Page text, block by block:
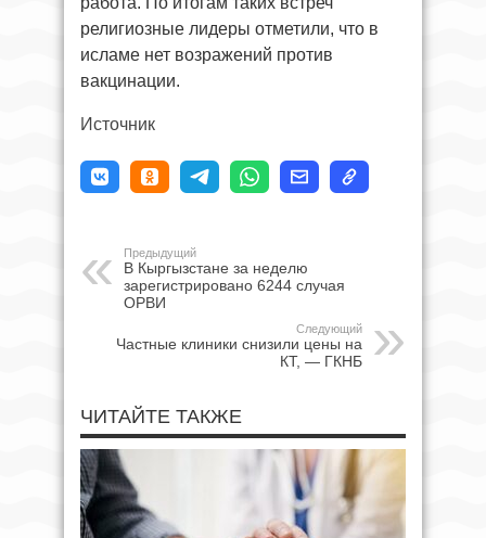
религиозные лидеры отметили, что в
исламе нет возражений против
вакцинации.
Источник
Предыдущий
В Кыргызстане за неделю
зарегистрировано 6244 случая
ОРВИ
Следующий
Частные клиники снизили цены на
КТ, — ГКНБ
ЧИТАЙТЕ ТАКЖЕ